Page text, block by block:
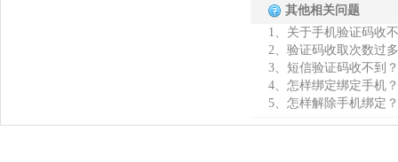
其他相关问题
1、 关于手机验证码收
2、 验证码收取次数过
3、 短信验证码收不到？
4、 怎样绑定绑定手机？
5、 怎样解除手机绑定？